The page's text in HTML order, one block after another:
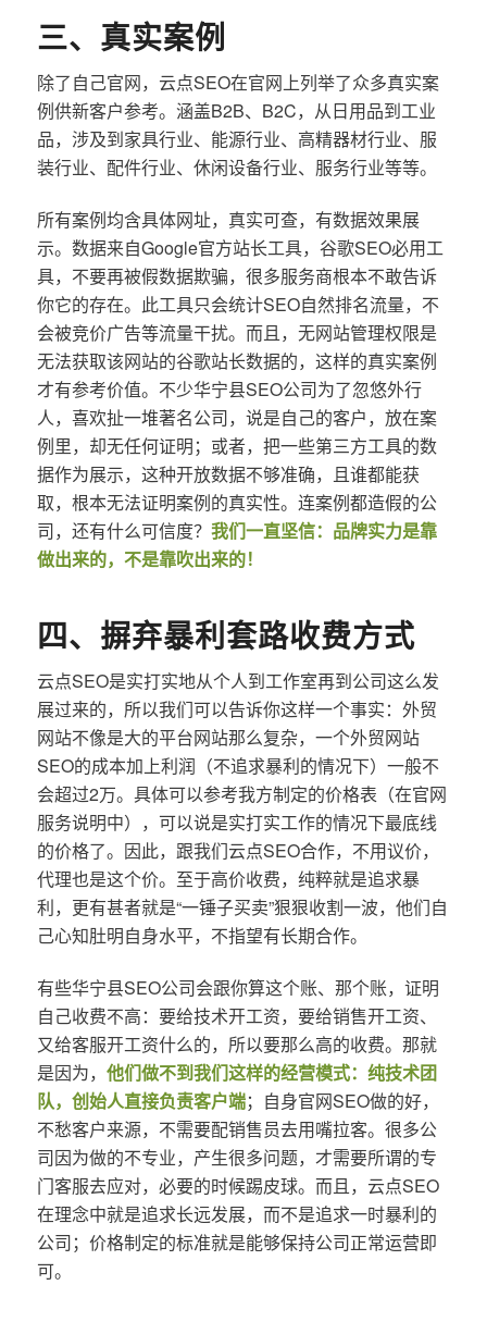
三、真实案例
除了自己官网，云点SEO在官网上列举了众多真实案
例供新客户参考。涵盖B2B、B2C，从日用品到工业
品，涉及到家具行业、能源行业、高精器材行业、服
装行业、配件行业、休闲设备行业、服务行业等等。
所有案例均含具体网址，真实可查，有数据效果展
示。数据来自Google官方站长工具，谷歌SEO必用工
具，不要再被假数据欺骗，很多服务商根本不敢告诉
你它的存在。此工具只会统计SEO自然排名流量，不
会被竞价广告等流量干扰。而且，无网站管理权限是
无法获取该网站的谷歌站长数据的，这样的真实案例
才有参考价值。不少华宁县SEO公司为了忽悠外行
人，喜欢扯一堆著名公司，说是自己的客户，放在案
例里，却无任何证明；或者，把一些第三方工具的数
据作为展示，这种开放数据不够准确，且谁都能获
取，根本无法证明案例的真实性。连案例都造假的公
司，还有什么可信度？ 我们一直坚信：品牌实力是靠
做出来的，不是靠吹出来的！
四、摒弃暴利套路收费方式
云点SEO是实打实地从个人到工作室再到公司这么发
展过来的，所以我们可以告诉你这样一个事实：外贸
网站不像是大的平台网站那么复杂，一个外贸网站
SEO的成本加上利润（不追求暴利的情况下）一般不
会超过2万。具体可以参考我方制定的价格表（在官网
服务说明中），可以说是实打实工作的情况下最底线
的价格了。因此，跟我们云点SEO合作，不用议价，
代理也是这个价。至于高价收费，纯粹就是追求暴
利，更有甚者就是“一锤子买卖”狠狠收割一波，他们自
己心知肚明自身水平，不指望有长期合作。
有些华宁县SEO公司会跟你算这个账、那个账，证明
自己收费不高：要给技术开工资，要给销售开工资、
又给客服开工资什么的，所以要那么高的收费。那就
是因为， 他们做不到我们这样的经营模式：纯技术团
队，创始人直接负责客户端；自身官网SEO做的好，
不愁客户来源，不需要配销售员去用嘴拉客。很多公
司因为做的不专业，产生很多问题，才需要所谓的专
门客服去应对，必要的时候踢皮球。而且，云点SEO
在理念中就是追求长远发展，而不是追求一时暴利的
公司；价格制定的标准就是能够保持公司正常运营即
可。